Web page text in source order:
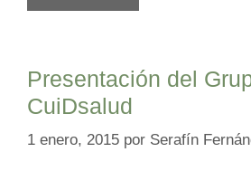
Presentación del
CuiDsalud
1 enero, 2015 por Serafín